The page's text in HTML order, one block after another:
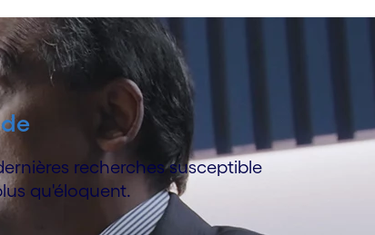
recherches susceptible
qu'éloquent.